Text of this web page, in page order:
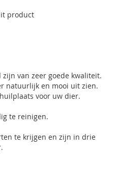
product
van zeer goede kwaliteit.
natuurlijk en mooi uit zien.
voor uw dier.
te reinigen.
te krijgen en zijn in drie